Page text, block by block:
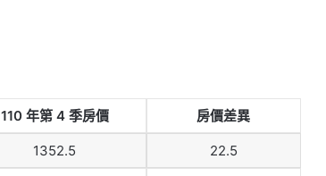
110 年第 4 季房價 房價差異
1352.5 22.5